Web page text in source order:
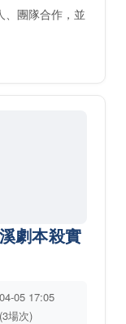
、團隊合作，並
劇本殺實
05 17:05
場次)